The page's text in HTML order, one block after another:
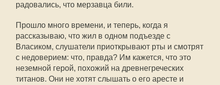
радовались, что мерзавца били.
Прошло много времени, и теперь, когда я
рассказываю, что жил в одном подъезде с
Власиком, слушатели приоткрывают рты и смотрят
с недоверием: что, правда? Им кажется, что это
неземной герой, похожий на древнегреческих
титанов. Они не хотят слышать о его аресте и